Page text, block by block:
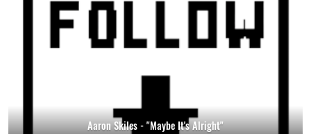
Aaron Skiles - "Maybe It's Alright"